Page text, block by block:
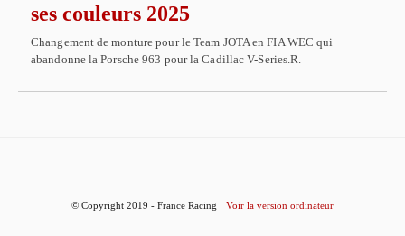
ses couleurs 2025
Changement de monture pour le Team JOTA en FIA WEC qui
abandonne la Porsche 963 pour la Cadillac V-Series.R.
© Copyright 2019 - France Racing Voir la version ordinateur